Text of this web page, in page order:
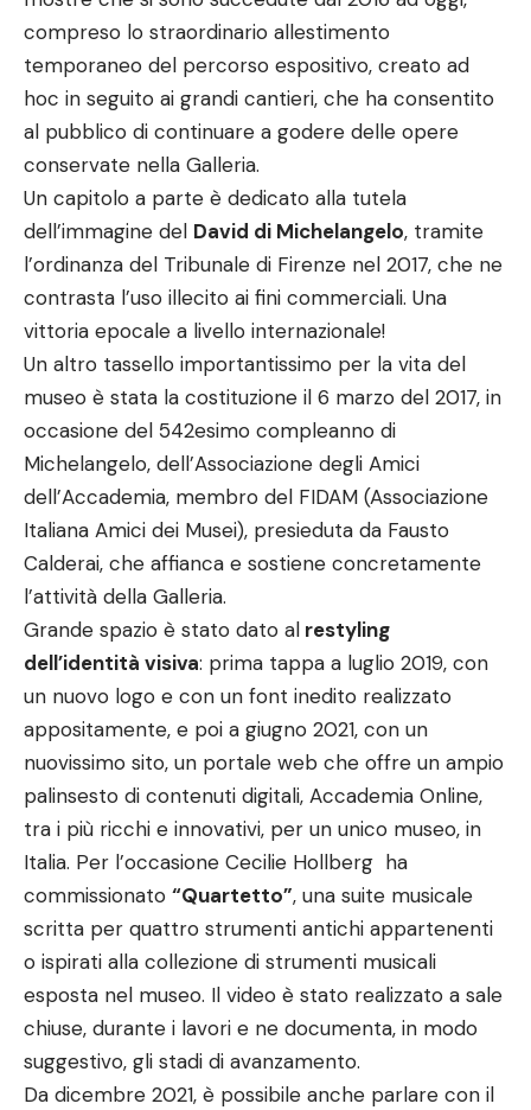
compreso lo straordinario allestimento
temporaneo del percorso espositivo, creato ad
hoc in seguito ai grandi cantieri, che ha consentito
al pubblico di continuare a godere delle opere
conservate nella Galleria.
Un capitolo a parte è dedicato alla tutela
dell’immagine del David di Michelangelo, tramite
l’ordinanza del Tribunale di Firenze nel 2017, che ne
contrasta l’uso illecito ai fini commerciali. Una
vittoria epocale a livello internazionale!
Un altro tassello importantissimo per la vita del
museo è stata la costituzione il 6 marzo del 2017, in
occasione del 542esimo compleanno di
Michelangelo, dell’Associazione degli Amici
dell’Accademia, membro del FIDAM (Associazione
Italiana Amici dei Musei), presieduta da Fausto
Calderai, che affianca e sostiene concretamente
l’attività della Galleria.
Grande spazio è stato dato al restyling
dell’identità visiva: prima tappa a luglio 2019, con
un nuovo logo e con un font inedito realizzato
appositamente, e poi a giugno 2021, con un
nuovissimo sito, un portale web che offre un ampio
palinsesto di contenuti digitali, Accademia Online,
tra i più ricchi e innovativi, per un unico museo, in
Italia. Per l’occasione Cecilie Hollberg ha
commissionato “Quartetto”, una suite musicale
scritta per quattro strumenti antichi appartenenti
o ispirati alla collezione di strumenti musicali
esposta nel museo. Il video è stato realizzato a sale
chiuse, durante i lavori e ne documenta, in modo
suggestivo, gli stadi di avanzamento.
Da dicembre 2021, è possibile anche parlare con il